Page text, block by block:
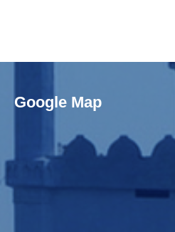
Google Map